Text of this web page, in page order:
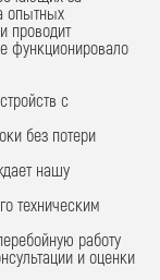
опытных
проводит
функционировало
с
без потери
нашу
техническим
работу
и оценки